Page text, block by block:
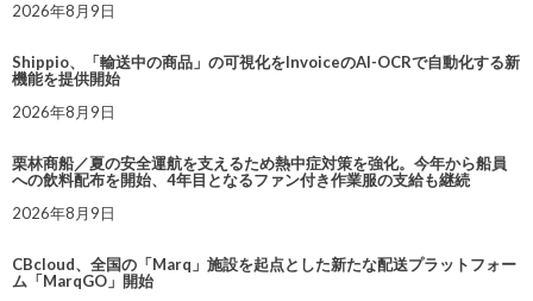
2026年8月9日
Shippio、「輸送中の商品」の可視化をInvoiceのAI-OCRで自動化する新
機能を提供開始
2026年8月9日
栗林商船／夏の安全運航を支えるため熱中症対策を強化。今年から船員
への飲料配布を開始、4年目となるファン付き作業服の支給も継続
2026年8月9日
CBcloud、全国の「Marq」施設を起点とした新たな配送プラットフォー
ム「MarqGO」開始